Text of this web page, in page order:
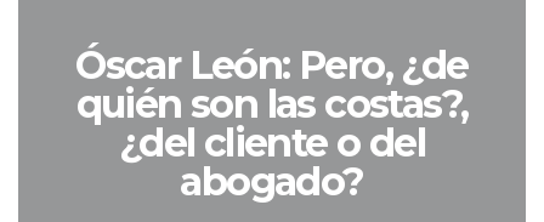
Óscar León: Pero, ¿de
quién son las costas?,
¿del cliente o del
abogado?